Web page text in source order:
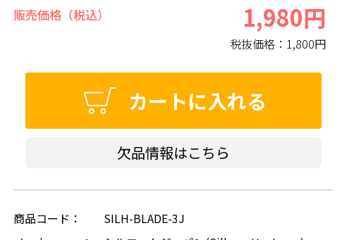
販売価格（税込） 1,980円
税抜価格： 1,800円
カートに入れる
欠品情報はこちら
商品コード：
SILH-BLADE-3J